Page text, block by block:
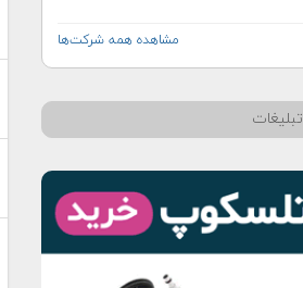
مشاهده همه شرکت‌ها
تبلیغات